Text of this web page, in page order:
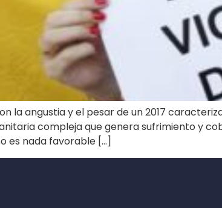
la angustia y el pesar de un 2017
compleja que genera sufrimiento y
es nada favorable […]